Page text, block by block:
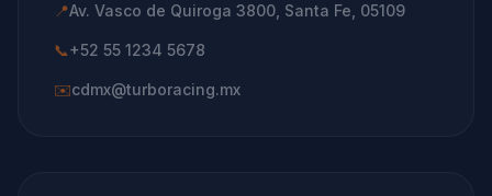
📍Av. Vasco de Quiroga 3800, Santa Fe, 05109
📞+52 55 1234 5678
✉️cdmx@turboracing.mx